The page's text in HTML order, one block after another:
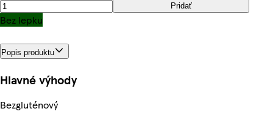
Pridať
Bez lepku
Popis produktu
Hlavné výhody
Bezgluténový